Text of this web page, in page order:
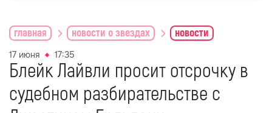
главная новости о звездах новости
17 июня 17:35
Блейк Лайвли просит отсрочку в
судебном разбирательстве с